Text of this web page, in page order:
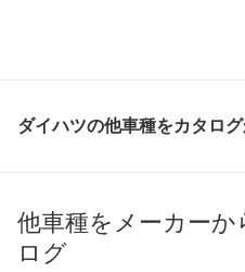
ダイハツの他車種をカタロ
e-ハイゼットカーゴ
MAX
他車種をメーカーか
ログ